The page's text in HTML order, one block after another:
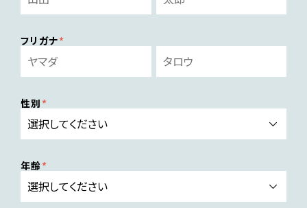
フリガナ
性別
年齢